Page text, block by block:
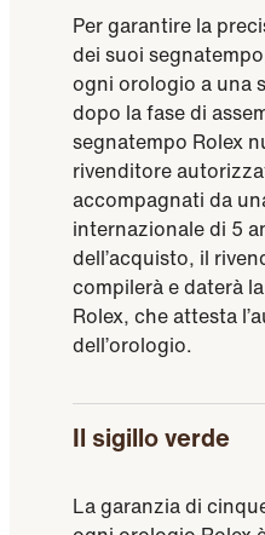
Per garantire la
dei suoi
ogni orologio a una
dopo la fase di
segnatempo Rolex
rivenditore
accompagnati da
internazionale di 5
dell’acquisto, il
compilerà e daterà
Rolex, che attesta
dell’orologio.
Il sigillo verde
La garanzia di